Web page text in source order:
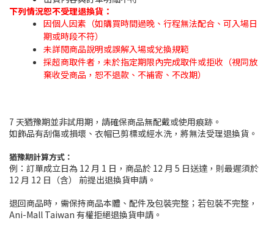
下列情況恕不受理退換貨：
因個人因素（如購買時間過晚、行程無法配合、可入場日
期或時段不符）
未詳閱商品說明或誤解入場或兌換規範
採超商取件者，未於指定期限內完成取件或拒收（視同放
棄收受商品，恕不退款、不補寄、不改期）
7 天猶豫期並非試用期，請確保商品無配戴或使用痕跡。
如飾品有刮傷或損壞、衣帽已剪標或經水洗，將無法受理退換貨。
猶豫期計算方式：
例：訂單成立日為 12 月 1 日，商品於 12 月 5 日送達，則最遲須於
12 月 12 日（含） 前提出退換貨申請。
退回商品時，需保持商品本體、配件及包裝完整；若包裝不完整，
Ani-Mall Taiwan 有權拒絕退換貨申請。